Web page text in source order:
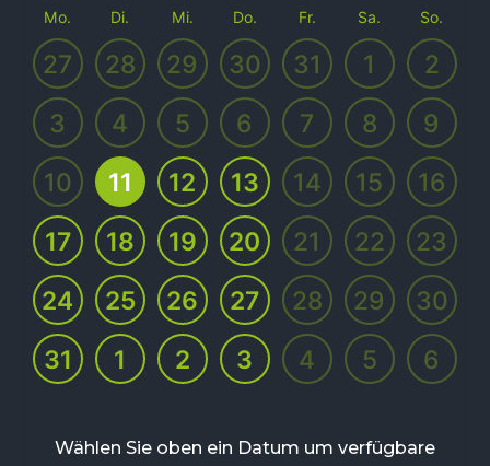
Mo. Di. Mi. Do. Fr. Sa. So.
27 28 29 30 31 1
2
3
4 5 6 7 8
9
10
11 12 13 14 15
16
17
18 19 20 21 22
23
24
25 26 27 28 29
30
31
1 2 3 4 5 6
Wählen Sie oben ein Datum um verfügbare